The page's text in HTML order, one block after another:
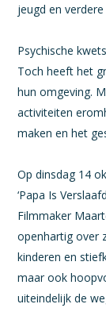
jeugd en
Psychische
Toch heeft het
hun omgeving.
activiteiten
maken en het
Op dinsdag 14
‘Papa Is
Filmmaker
openhartig over
kinderen en
maar ook
uiteindelijk de